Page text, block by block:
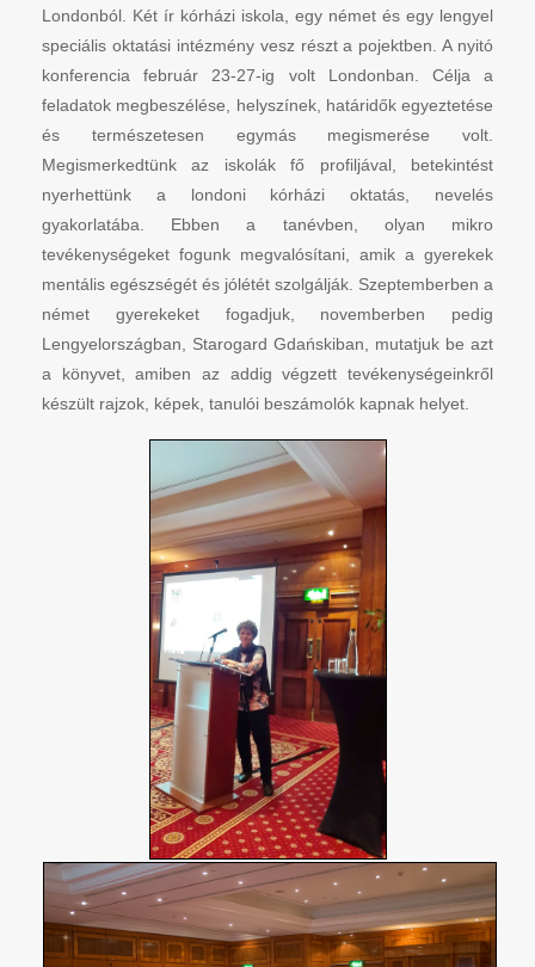
Londonból. Két ír kórházi iskola, egy német és egy lengyel
speciális oktatási intézmény vesz részt a pojektben. A nyitó
konferencia február 23-27-ig volt Londonban. Célja a
feladatok megbeszélése, helyszínek, határidők egyeztetése
és természetesen egymás megismerése volt.
Megismerkedtünk az iskolák fő profiljával, betekintést
nyerhettünk a londoni kórházi oktatás, nevelés
gyakorlatába. Ebben a tanévben, olyan mikro
tevékenységeket fogunk megvalósítani, amik a gyerekek
mentális egészségét és jólétét szolgálják. Szeptemberben a
német gyerekeket fogadjuk, novemberben pedig
Lengyelországban, Starogard Gdańskiban, mutatjuk be azt
a könyvet, amiben az addig végzett tevékenységeinkről
készült rajzok, képek, tanulói beszámolók kapnak helyet.